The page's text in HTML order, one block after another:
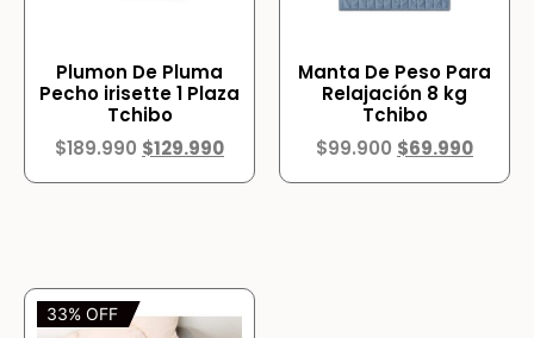
Plumon De Pluma
Pecho irisette 1 Plaza
Tchibo
$189.990 $129.990
Manta De Peso Para
Relajación 8 kg
Tchibo
$99.900 $69.990
33% OFF